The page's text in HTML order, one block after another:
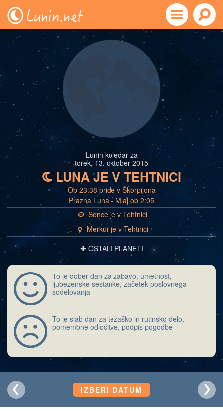
Lunin koledar za
torek, 13. oktober 2015
bLUNA JE V TEHTNICI
Ob 23:38 pride v Škorpijona
Prazna Luna - Mlaj ob 2:05
a Sonce je v Tehtnici
c Merkur je v Tehtnici
✚ OSTALI PLANETI
To je dober dan za zabavo, umetnost,
ljubezenske sestanke, začetek poslovnega
sodelovanja
To je slab dan za težaško in rutinsko delo,
pomembne odločitve, podpis pogodbe
IZBERI DATUM